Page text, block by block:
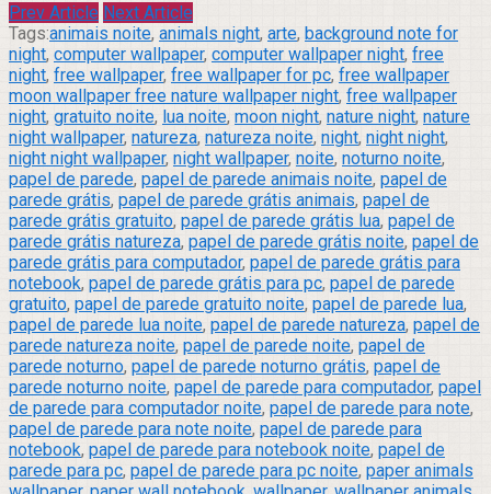
Prev Article Next Article
Tags:animais noite, animals night, arte, background note for
night, computer wallpaper, computer wallpaper night, free
night, free wallpaper, free wallpaper for pc, free wallpaper
moon wallpaper free nature wallpaper night, free wallpaper
night, gratuito noite, lua noite, moon night, nature night, nature
night wallpaper, natureza, natureza noite, night, night night,
night night wallpaper, night wallpaper, noite, noturno noite,
papel de parede, papel de parede animais noite, papel de
parede grátis, papel de parede grátis animais, papel de
parede grátis gratuito, papel de parede grátis lua, papel de
parede grátis natureza, papel de parede grátis noite, papel de
parede grátis para computador, papel de parede grátis para
notebook, papel de parede grátis para pc, papel de parede
gratuito, papel de parede gratuito noite, papel de parede lua,
papel de parede lua noite, papel de parede natureza, papel de
parede natureza noite, papel de parede noite, papel de
parede noturno, papel de parede noturno grátis, papel de
parede noturno noite, papel de parede para computador, papel
de parede para computador noite, papel de parede para note,
papel de parede para note noite, papel de parede para
notebook, papel de parede para notebook noite, papel de
parede para pc, papel de parede para pc noite, paper animals